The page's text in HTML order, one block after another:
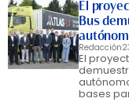
El
Bus
Redacción
El
bases